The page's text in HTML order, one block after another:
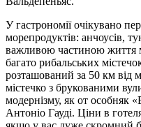
У гастрономії очікувано
морепродуктів: анчоусів,
важливою частиною життя
багато рибальських
розташований за 50 км від
містечко з брукованими
модернізму, як от особняк
Антоніо Гауді. Ціни в